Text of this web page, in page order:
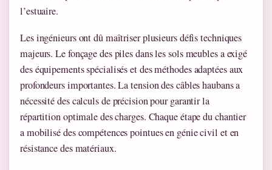
l’estuaire.
Les ingénieurs ont dû maîtriser plusieurs défis techniques
majeurs. Le fonçage des piles dans les sols meubles a exigé
des équipements spécialisés et des méthodes adaptées aux
profondeurs importantes. La tension des câbles haubans a
nécessité des calculs de précision pour garantir la
répartition optimale des charges. Chaque étape du chantier
a mobilisé des compétences pointues en génie civil et en
résistance des matériaux.